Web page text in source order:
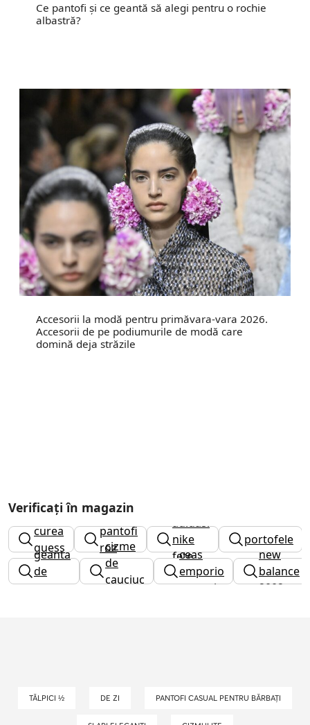
Ce pantofi și ce geantă să alegi pentru o rochie
albastră?
Accesorii la modă pentru primăvara-vara 2026.
Accesorii de pe podiumurile de modă care
domină deja străzile
Verificați în magazin
curea
guess
pantofi
roz
adidasi
nike
fete
portofele
geanta
de
umar
cizme
de
cauciuc
ceas
emporio
armani
new
balance
2002r
TĂLPICI ½ DE ZI PANTOFI CASUAL PENTRU BĂRBAȚI